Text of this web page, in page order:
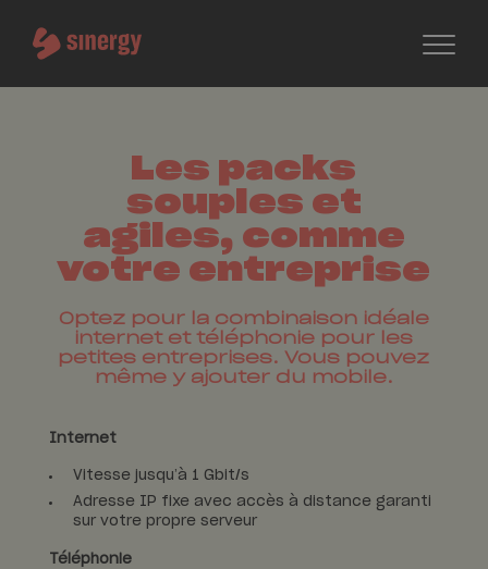
Les packs
souples et
agiles, comme
votre entreprise
Optez pour la combinaison idéale
internet et téléphonie pour les
petites entreprises. Vous pouvez
même y ajouter du mobile.
Internet
Vitesse jusqu’à 1 Gbit/s
Adresse IP fixe avec accès à distance garanti
sur votre propre serveur
Téléphonie